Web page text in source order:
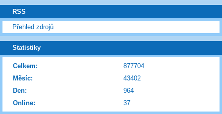
RSS
Přehled zdrojů
Statistiky
Online: 37
Celkem:
877704
Měsíc:
43402
Den:
964